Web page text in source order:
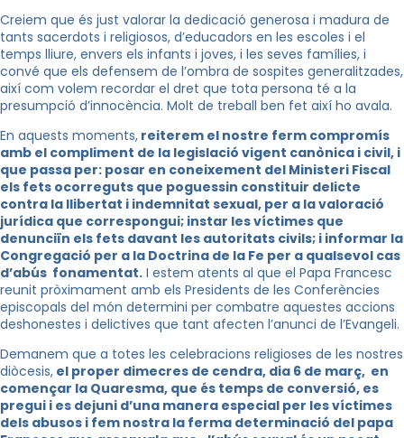
Creiem que és just valorar la dedicació generosa i madura de
tants sacerdots i religiosos, d’educadors en les escoles i el
temps lliure, envers els infants i joves, i les seves famílies, i
convé que els defensem de l’ombra de sospites generalitzades,
així com volem recordar el dret que tota persona té a la
presumpció d’innocència. Molt de treball ben fet així ho avala.
En aquests moments, reiterem el nostre ferm compromís
amb el compliment de la legislació vigent canònica i civil, i
que passa per: posar en coneixement del Ministeri Fiscal
els fets ocorreguts que poguessin constituir delicte
contra la llibertat i indemnitat sexual, per a la valoració
jurídica que correspongui; instar les víctimes que
denunciïn els fets davant les autoritats civils; i informar la
Congregació per a la Doctrina de la Fe per a qualsevol cas
d’abús fonamentat. I estem atents al que el Papa Francesc
reunit pròximament amb els Presidents de les Conferències
episcopals del món determini per combatre aquestes accions
deshonestes i delictives que tant afecten l’anunci de l’Evangeli.
Demanem que a totes les celebracions religioses de les nostres
diòcesis, el proper dimecres de cendra, dia 6 de març, en
començar la Quaresma, que és temps de conversió, es
pregui i es dejuni d’una manera especial per les víctimes
dels abusos i fem nostra la ferma determinació del papa